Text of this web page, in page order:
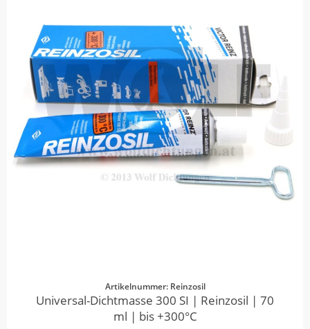
Artikelnummer: Reinzosil
Universal-Dichtmasse 300 SI | Reinzosil | 70
ml | bis +300°C